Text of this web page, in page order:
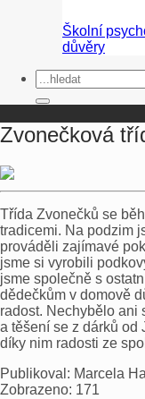
Školní
důvěry
Zvonečková
Třída Zvonečků se
tradicemi. Na podzim
prováděli zajímavé
jsme si vyrobili
jsme společně s
dědečkům v domově
radost. Nechybělo ani
a těšení se z dárků od
díky nim radosti ze
Publikoval: Marcela
Zobrazeno: 171